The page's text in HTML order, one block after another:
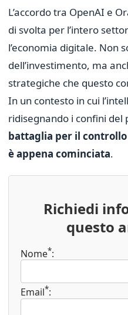
L’accordo tra OpenAI e
di svolta per l’intero
l’economia digitale. Non
dell’investimento, ma
strategiche che questo
In un contesto in cui
ridisegnando i confini del
battaglia per il
è appena cominciata.
Richiedi
questo
Nome*:
Email*: